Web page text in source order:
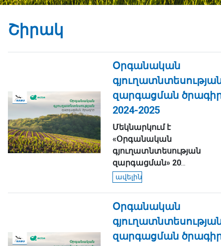
Շիրակ
Օրգանական
զարգացման
2024-2025
Մեկնարկում է
«Օրգանական
գյուղատնտեսության
զարգացման» 20...
ավելին
Օրգանական
զարգացման